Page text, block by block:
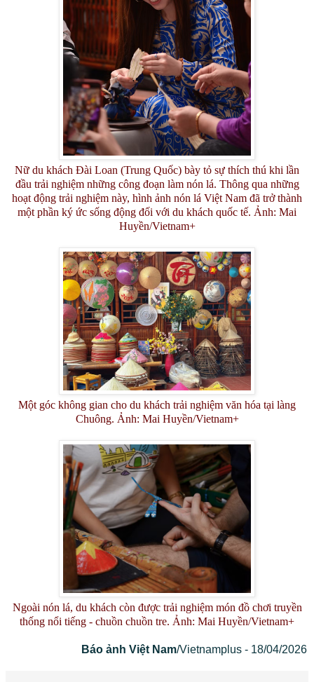
Nữ du khách Đài Loan (Trung Quốc) bày tỏ sự thích thú khi lần
đầu trải nghiệm những công đoạn làm nón lá. Thông qua những
hoạt động trải nghiệm này, hình ảnh nón lá Việt Nam đã trở thành
một phần ký ức sống động đối với du khách quốc tế. Ảnh: Mai
Huyền/Vietnam+
Một góc không gian cho du khách trải nghiệm văn hóa tại làng
Chuông. Ảnh: Mai Huyền/Vietnam+
Ngoài nón lá, du khách còn được trải nghiệm món đồ chơi truyền
thống nổi tiếng - chuồn chuồn tre. Ảnh: Mai Huyền/Vietnam+
Báo ảnh Việt Nam/Vietnamplus - 18/04/2026